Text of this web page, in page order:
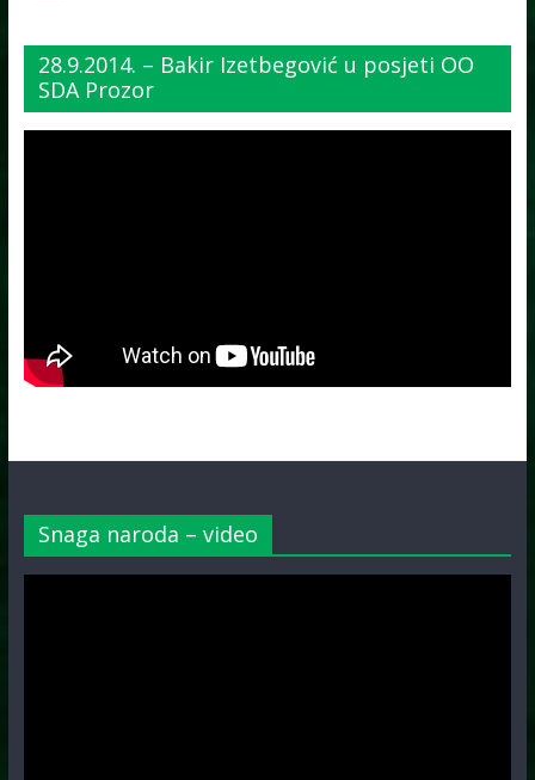
28.9.2014. – Bakir Izetbegović u posjeti OO
SDA Prozor
Snaga naroda – video